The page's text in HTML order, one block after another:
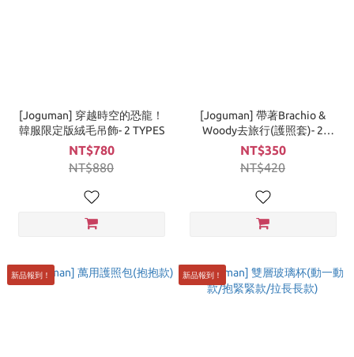
[Joguman] 穿越時空的恐龍！
韓服限定版絨毛吊飾- 2 TYPES
NT$780
NT$880
[Joguman] 帶著Brachio &
Woody去旅行(護照套)- 2
TYPES
NT$350
NT$420
新品報到！ 新品報到！